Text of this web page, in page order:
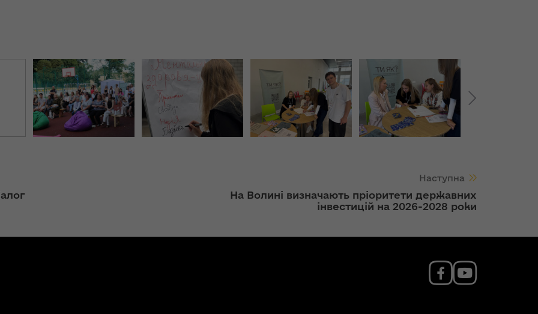
2018
2018
«InsiderMedia».
ВІДЕО
Інтерв’ю
заступниці голови
ОДА Вікторії
Левчук для ІА
про плани на
ефірі телеканалу
Наступна
На Волині визначають пріоритети державних
інвестицій на 2026-2028 роки